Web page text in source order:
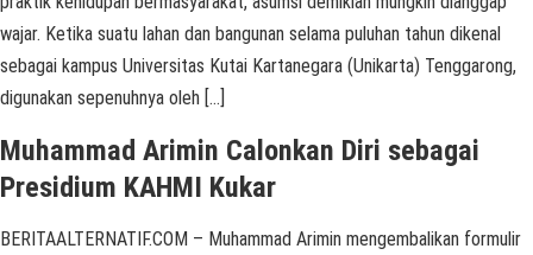
wajar. Ketika suatu lahan dan bangunan selama puluhan tahun dikenal
sebagai kampus Universitas Kutai Kartanegara (Unikarta) Tenggarong,
digunakan sepenuhnya oleh […]
Muhammad Arimin Calonkan Diri sebagai
Presidium KAHMI Kukar
BERITAALTERNATIF.COM – Muhammad Arimin mengembalikan formulir